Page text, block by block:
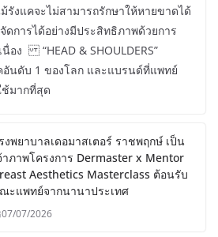
รังแคจะไม่สามารถรักษาให้หายขาดได้
การได้อย่างมีประสิทธิภาพด้วยการ
อง “HEAD & SHOULDERS”
นดับ 1 ของโลก และแบรนด์ที่แพทย์
ช้มากที่สุด
งพยาบาลเดอมาสเตอร์ ราชพฤกษ์ เป็น
าภาพโครงการ Dermaster x Mentor
Aesthetics Masterclass ต้อนรับ
ะแพทย์จากนานาประเทศ
07/07/2026